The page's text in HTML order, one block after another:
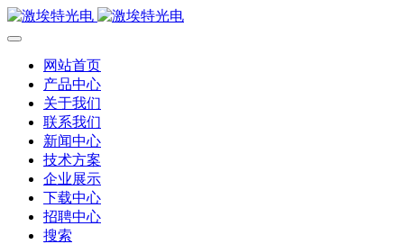
网站首页
产品中心
关于我们
联系我们
新闻中心
技术方案
企业展示
下载中心
招聘中心
搜索